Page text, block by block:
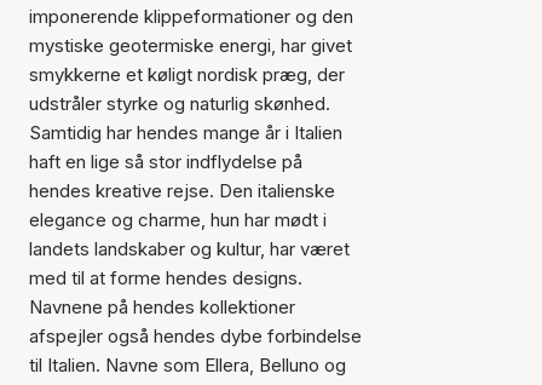
imponerende klippeformationer og den
mystiske geotermiske energi, har givet
smykkerne et køligt nordisk præg, der
udstråler styrke og naturlig skønhed.
Samtidig har hendes mange år i Italien
haft en lige så stor indflydelse på
hendes kreative rejse. Den italienske
elegance og charme, hun har mødt i
landets landskaber og kultur, har været
med til at forme hendes designs.
Navnene på hendes kollektioner
afspejler også hendes dybe forbindelse
til Italien. Navne som Ellera, Belluno og